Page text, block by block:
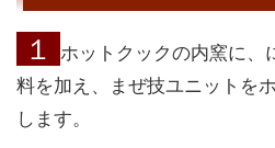
１
ホットクックの内窯に、
料を加え、まぜ技ユニットを
します。